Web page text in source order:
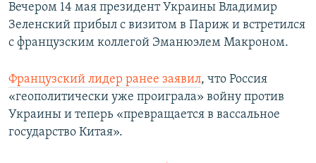
Вечером 14 мая президент Украины Владимир
Зеленский прибыл с визитом в Париж и встретился
с французским коллегой Эманюэлем Макроном.
Французский лидер ранее заявил, что Россия
«геополитически уже проиграла» войну против
Украины и теперь «превращается в вассальное
государство Китая».